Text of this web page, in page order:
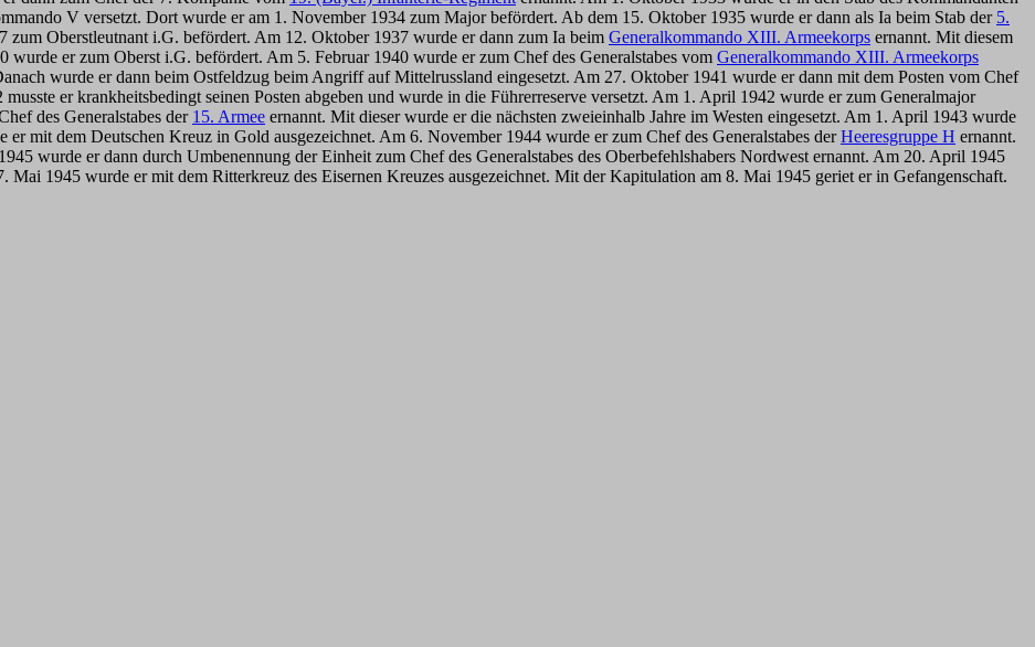
V versetzt. Dort wurde er am 1. November 1934 zum Major befördert. Ab dem 15. Oktober 1935 wurde er dann als Ia beim Stab der 5.
zum Oberstleutnant i.G. befördert. Am 12. Oktober 1937 wurde er dann zum Ia beim Generalkommando XIII. Armeekorps ernannt. Mit diesem
wurde er zum Oberst i.G. befördert. Am 5. Februar 1940 wurde er zum Chef des Generalstabes vom Generalkommando XIII. Armeekorps
wurde er dann beim Ostfeldzug beim Angriff auf Mittelrussland eingesetzt. Am 27. Oktober 1941 wurde er dann mit dem Posten vom Chef
er krankheitsbedingt seinen Posten abgeben und wurde in die Führerreserve versetzt. Am 1. April 1942 wurde er zum Generalmajor
des Generalstabes der 15. Armee ernannt. Mit dieser wurde er die nächsten zweieinhalb Jahre im Westen eingesetzt. Am 1. April 1943 wurde
mit dem Deutschen Kreuz in Gold ausgezeichnet. Am 6. November 1944 wurde er zum Chef des Generalstabes derHeeresgruppe H ernannt.
wurde er dann durch Umbenennung der Einheit zum Chef des Generalstabes des Oberbefehlshabers Nordwest ernannt. Am 20. April 1945
Mai 1945 wurde er mit dem Ritterkreuz des Eisernen Kreuzes ausgezeichnet. Mit der Kapitulation am 8. Mai 1945 geriet er in Gefangenschaft.